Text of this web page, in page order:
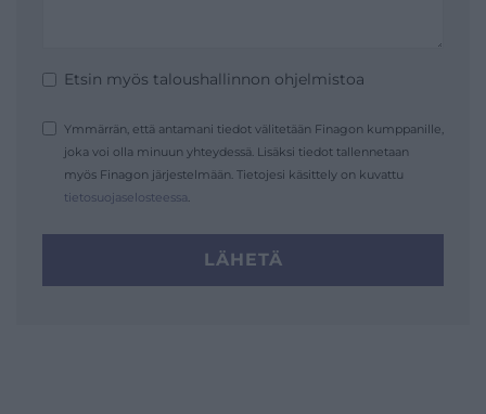
Etsin myös taloushallinnon ohjelmistoa
Ymmärrän, että antamani tiedot välitetään Finagon kumppanille,
joka voi olla minuun yhteydessä. Lisäksi tiedot tallennetaan
myös Finagon järjestelmään. Tietojesi käsittely on kuvattu
tietosuojaselosteessa
LÄHETÄ